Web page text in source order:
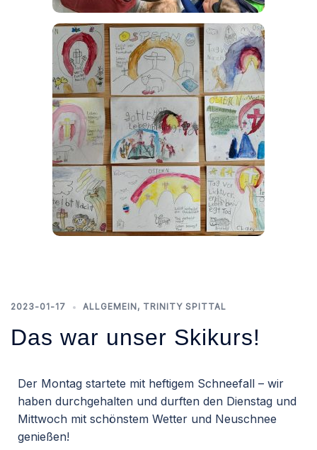
2023-01-17 ALLGEMEIN, TRINITY SPITTAL
Das war unser Skikurs!
Der Montag startete mit heftigem Schneefall – wir
haben durchgehalten und durften den Dienstag und
Mittwoch mit schönstem Wetter und Neuschnee
genießen!